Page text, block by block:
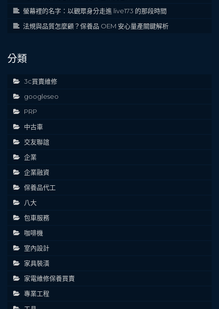
螢幕裡的名字：以觀眾身分走進 live173 的那段時間
法規與品質怎麼顧？保養品 OEM 安心量產關鍵解析
分類
3c買賣維修
googleseo
PRP
中古車
交友聯誼
企業
企業融資
保養品代工
八大
包車服務
咖啡機
室內設計
家具裝潢
家電維修保養買賣
專業工程